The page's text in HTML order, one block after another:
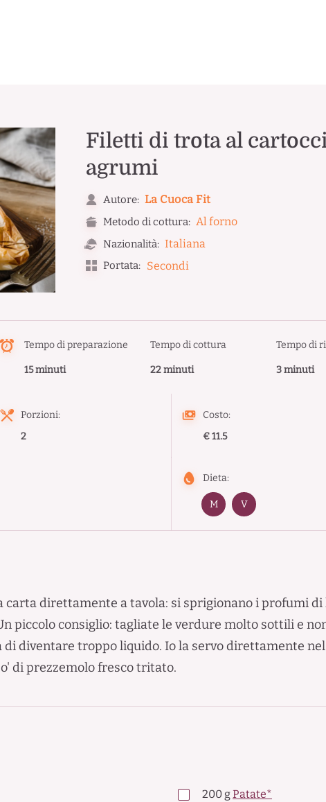
Filetti di trota al
agrumi
Autore: La Cuoca Fit
Metodo di cottura: Al forno
Nazionalità: Italiana
Portata: Secondi
Tempo di preparazione
15 minuti
Tempo di cottura
22 minuti
Tempo di
3 minuti
Porzioni:
2
Costo:
€ 11.5
Dieta:
M V
carta direttamente a tavola: si sprigionano i profumi
piccolo consiglio: tagliate le verdure molto sottili e
diventare troppo liquido. Io la servo direttamente
di prezzemolo fresco tritato.
200 gPatate*